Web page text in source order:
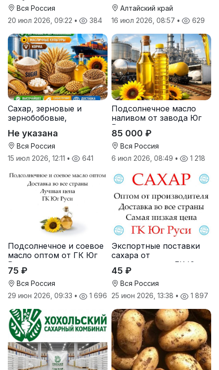
Вся Россия
20 июл 2026, 09:22 • 384
Алтайский край
16 июл 2026, 08:57 • 629
Сахар, зерновые и
зернобобовые,
корма
Не указана
Вся Россия
15 июл 2026, 12:11 • 641
Подсолнечное масло
наливом от завода Юг
Руси
85 000 ₽
Вся Россия
6 июл 2026, 08:49 • 1 218
Подсолнечное и соевое
масло оптом от ГК Юг
Руси
75 ₽
Вся Россия
29 июн 2026, 09:33 • 1 696
Экспортные поставки
сахара от
производителя ГК Юг
Руси
45 ₽
Вся Россия
25 июн 2026, 13:38 • 1 897